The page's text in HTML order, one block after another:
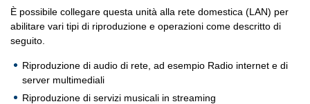
È possibile collegare questa unità alla rete domestica (LAN) per
abilitare vari tipi di riproduzione e operazioni come descritto di
seguito.
Riproduzione di audio di rete, ad esempio Radio internet e di
server multimediali
Riproduzione di servizi musicali in streaming